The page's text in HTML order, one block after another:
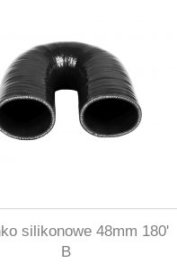
silikonowe 48mm 180'
B